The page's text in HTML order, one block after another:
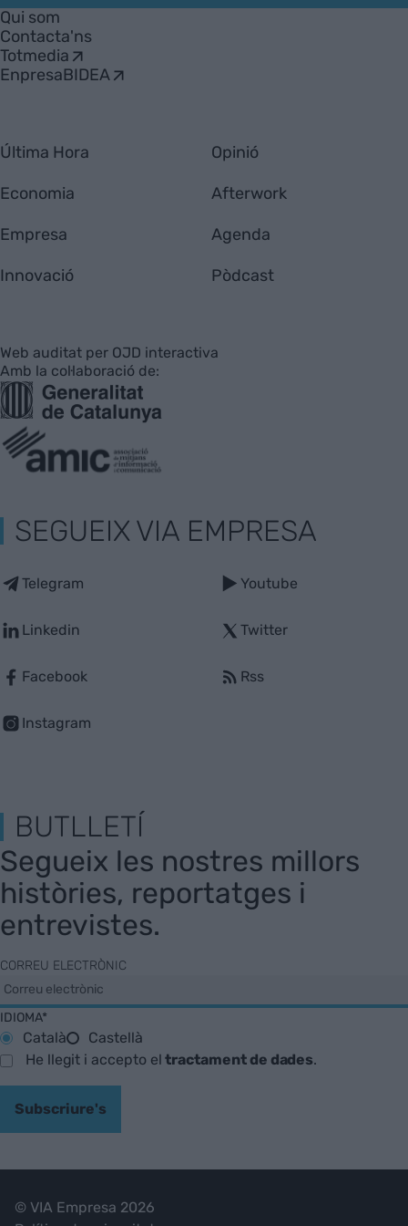
Empresa
Qui som
Contacta'ns
Totmedia
EnpresaBIDEA
Última Hora
Economia
Empresa
Innovació
Opinió
Afterwork
Agenda
Pòdcast
Web auditat per OJD interactiva
Amb la col·laboració de:
SEGUEIX VIA EMPRESA
Telegram
Linkedin
Facebook
Instagram
Youtube
Twitter
Rss
BUTLLETÍ
Segueix les nostres millors
històries, reportatges i
entrevistes.
CORREU ELECTRÒNIC
IDIOMA*
Català
Castellà
He llegit i accepto eltractament de dades.
Subscriure's
© VIA Empresa 2026